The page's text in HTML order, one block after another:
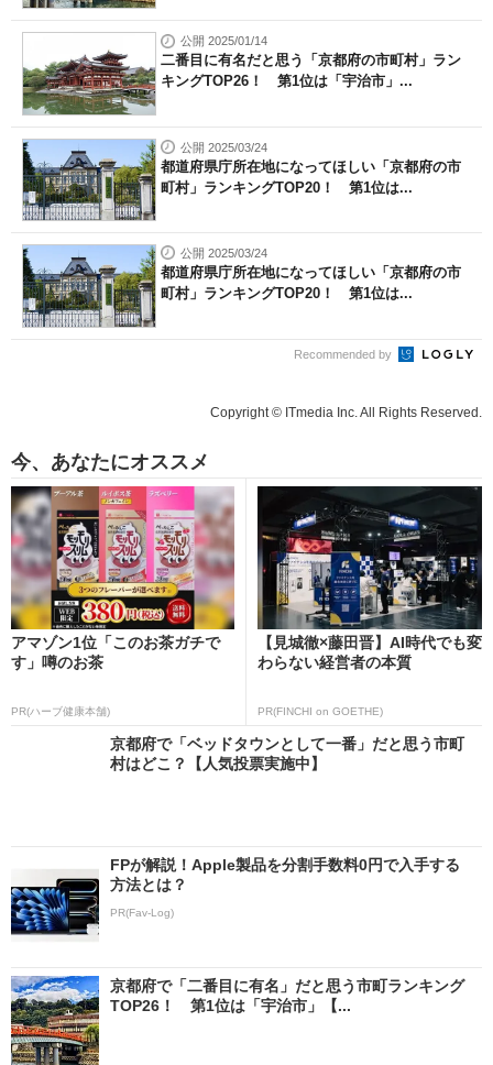
公開 2025/01/14
二番目に有名だと思う「京都府の市町村」ラン
キングTOP26！ 第1位は「宇治市」...
公開 2025/03/24
都道府県庁所在地になってほしい「京都府の市
町村」ランキングTOP20！ 第1位は...
公開 2025/03/24
都道府県庁所在地になってほしい「京都府の市
町村」ランキングTOP20！ 第1位は...
Recommended by
Copyright © ITmedia Inc. All Rights Reserved.
今、あなたにオススメ
アマゾン1位「このお茶ガチで
す」噂のお茶
PR(ハーブ健康本舗)
【見城徹×藤田晋】AI時代でも変
わらない経営者の本質
PR(FINCHI on GOETHE)
京都府で「ベッドタウンとして一番」だと思う市町
村はどこ？【人気投票実施中】
FPが解説！Apple製品を分割手数料0円で入手する
方法とは？
PR(Fav-Log)
京都府で「二番目に有名」だと思う市町ランキング
TOP26！ 第1位は「宇治市」【...